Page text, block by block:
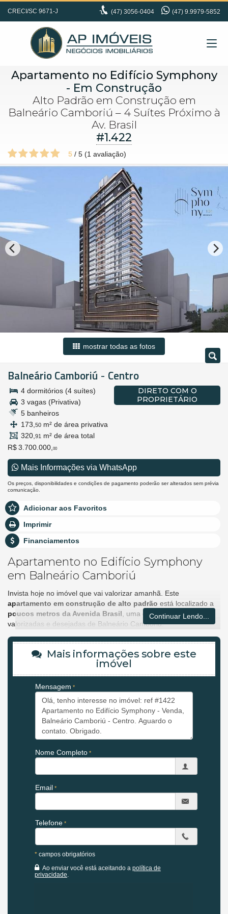
CRECI/SC 9671-J (47) 3056-0404 (47) 9.9979-5852
Apartamento no Edifício Symphony
- Em Construção
Alto Padrão em Construção em
Balneário Camboriú – 4 Suítes Próximo à
Av. Brasil
#1.422
5 / 5 (1 avaliação)
mostrar todas as fotos
Balneário Camboriú - Centro
DIRETO COM O
PROPRIETÁRIO
4 dormitórios (4 suítes)
3 vagas (Privativa)
5 banheiros
173, 50 m² de área privativa
320, 91 m² de área total
R$ 3.700.000, 00
Mais Informações via WhatsApp
Os preços, disponibilidades e condições de pagamento poderão ser alterados sem prévia
comunicação.
Adicionar aos Favoritos
Imprimir
Financiamentos
Apartamento no Edifício Symphony
em Balneário Camboriú
Invista hoje no imóvel que vai valorizar amanhã. Este
apartamento em construção de alto padrão está localizado a
poucos metros da Avenida Brasil, uma das regiões mais
valorizadas e desejadas de Balneário Camboriú.
Uma oportunidade ideal para quem busca sofisticação,
localização estratégica e condição facilitada de negociação.
Um imóvel pensado para oferecer qualidade de vida,
funcionalidade e valorização patrimonial.
Condição de Pagamento Facilitada
Oportunidade ainda mais atrativa para investidores e
compradores planejados:
✔ Parte do valor com pagamento direto ao proprietário
O APARTAMENTO:
Amplo Living
Cozinha Integrada
Lavanderia
Lavabo
Localização Estratégica:
Continuar Lendo...
Mais informações sobre este
imóvel
Mensagem
Nome Completo
Email
Telefone
* campos obrigatórios
Ao enviar você está aceitando a política de
privacidade